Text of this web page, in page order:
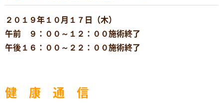
２０１９年１０月１７日（木）
午前 ９：００～１２：００施術終了
午後１６：００～２２：００施術終了
健 康 通 信